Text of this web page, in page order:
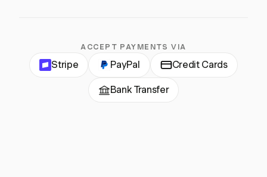
ACCEPT PAYMENTS VIA
Stripe PayPal Credit Cards
Bank Transfer